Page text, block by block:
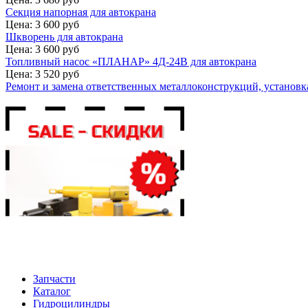
Секция напорная для автокрана
Цена: 3 600 руб
Шкворень для автокрана
Цена: 3 600 руб
Топливный насос «ПЛАНАР» 4Д-24В для автокрана
Цена: 3 520 руб
Ремонт и замена ответственных металлоконструкций,
Запчасти
Каталог
Гидроцилиндры